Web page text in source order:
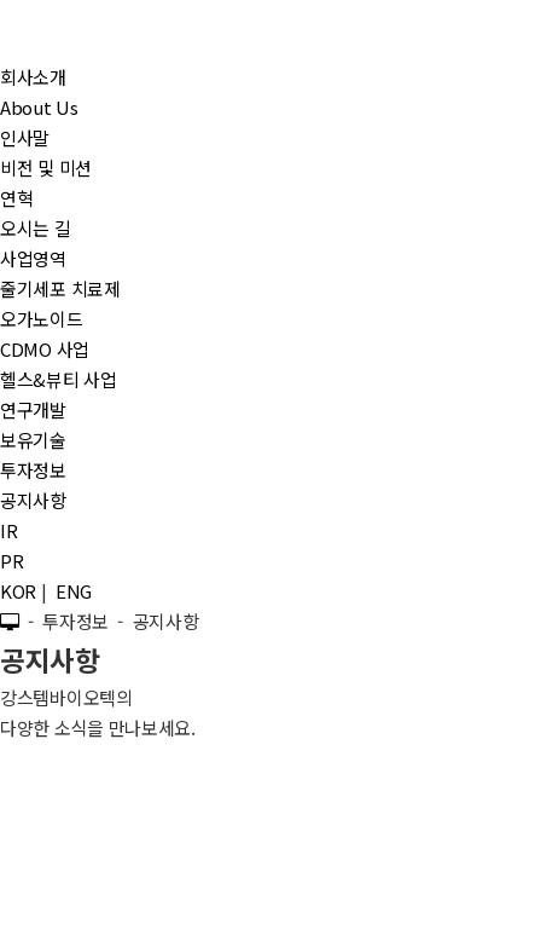
회사소개
About Us
인사말
비전 및 미션
연혁
오시는 길
사업영역
줄기세포 치료제
오가노이드
CDMO 사업
헬스&뷰티 사업
연구개발
보유기술
투자정보
공지사항
IR
PR
KOR | ENG
- 투자정보 - 공지사항
공지사항
강스템바이오텍의
다양한 소식을 만나보세요.